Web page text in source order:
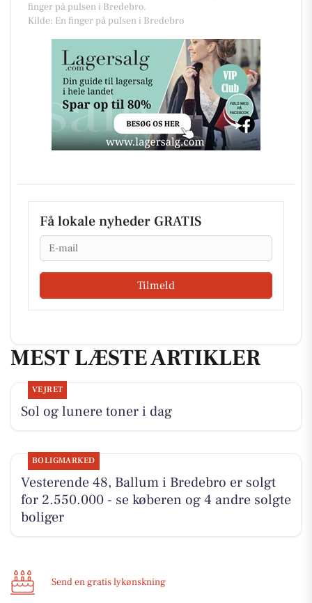
finger på pulsen i Bredebro.
Kilde: En finger på pulsen i Bredebro
Få lokale nyheder GRATIS
Email
Tilmeld
MEST LÆSTE ARTIKLER
VEJRET
Sol og lunere toner i dag
BOLIGMARKED
Vesterende 48, Ballum i Bredebro er solgt
for 2.550.000 - se køberen og 4 andre solgte
boliger
Send en gratis lykønskning